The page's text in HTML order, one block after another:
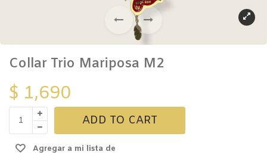
Collar Trio Mariposa M2
$ 1,690
Collar
Trio
Mariposa
M2
ADD TO CART
Agregar a mi lista de